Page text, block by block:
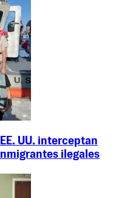
UU. interceptan
ilegales